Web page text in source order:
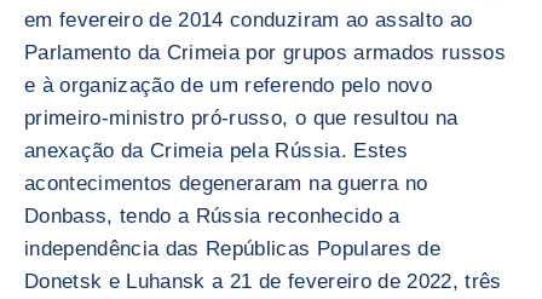
em fevereiro de 2014 conduziram ao assalto ao
Parlamento da Crimeia por grupos armados russos
e à organização de um referendo pelo novo
primeiro-ministro pró-russo, o que resultou na
anexação da Crimeia pela Rússia. Estes
acontecimentos degeneraram na guerra no
Donbass, tendo a Rússia reconhecido a
independência das Repúblicas Populares de
Donetsk e Luhansk a 21 de fevereiro de 2022, três